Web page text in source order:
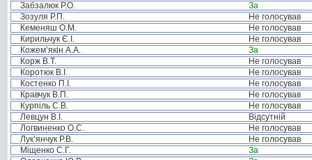
Забзалюк Р.О.
За
Зозуля Р.П.
Не голосував
Кеменяш О.М.
Не голосував
Кирильчук Є.І.
Не голосував
Кожем’якін А.А.
За
Корж В.Т.
Не голосував
Коротюк В.І.
Не голосував
Костенко П.І.
Не голосував
Кравчук В.П.
Не голосував
Курпіль С.В.
Не голосував
Левцун В.І.
Відсутній
Логвиненко О.С.
Не голосував
Лук’янчук Р.В.
Не голосував
Міщенко С.Г.
За